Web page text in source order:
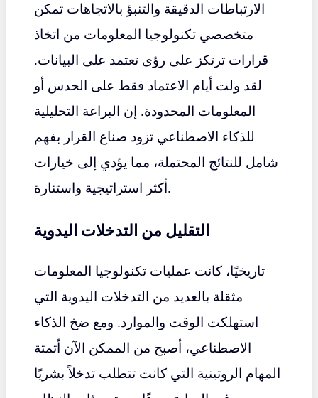
الارتباطات الدقيقة والتنبؤ بالاتجاهات تمكن
متخصصي تكنولوجيا المعلومات من اتخاذ
قرارات ترتكز على رؤى تعتمد على البيانات.
لقد ولت أيام الاعتماد فقط على الحدس أو
المعلومات المحدودة. إن البراعة التحليلية
للذكاء الاصطناعي تزود صناع القرار بفهم
شامل للنتائج المحتملة، مما يؤدي إلى خيارات
أكثر استراتيجية واستنارة.
التقليل من التدخلات اليدوية
تاريخيًا، كانت عمليات تكنولوجيا المعلومات
مثقلة بالعديد من التدخلات اليدوية التي
استهلكت الوقت والموارد. ومع ضخ الذكاء
الاصطناعي، أصبح من الممكن الآن أتمتة
المهام الروتينية التي كانت تتطلب تدخلاً بشريًا